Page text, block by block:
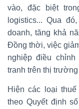
vào, đặc biệt
logistics... Qua
doanh, tăng khả
Đồng thời, việc
nghiệp điều
tranh trên thị
Hiện các loại
theo Quyết định